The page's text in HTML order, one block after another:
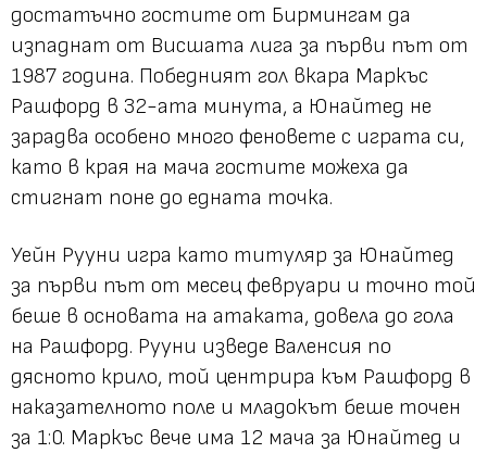
достатъчно гостите от Бирмингам да
изпаднат от Висшата лига за първи път от
1987 година. Победният гол вкара Маркъс
Рашфорд в 32-ата минута, а Юнайтед не
зарадва особено много феновете с играта си,
като в края на мача гостите можеха да
стигнат поне до едната точка.
Уейн Рууни игра като титуляр за Юнайтед
за първи път от месец февруари и точно той
беше в основата на атаката, довела до гола
на Рашфорд. Рууни изведе Валенсия по
дясното крило, той центрира към Рашфорд в
наказателното поле и младокът беше точен
за 1:0. Маркъс вече има 12 мача за Юнайтед и